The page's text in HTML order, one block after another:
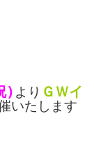
) より ＧＷイ
いたします